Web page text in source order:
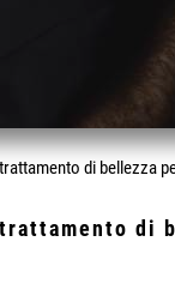
di bellezza
di